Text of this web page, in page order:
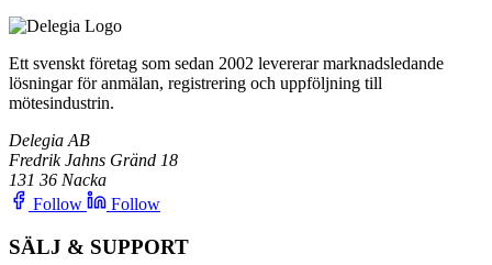
Ett svenskt företag som sedan 2002 levererar marknadsledande
lösningar för anmälan, registrering och uppföljning till
mötesindustrin.
Delegia AB
Fredrik Jahns Gränd 18
131 36 Nacka
Follow
Follow
SÄLJ & SUPPORT